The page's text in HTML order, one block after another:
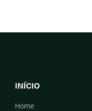
INÍCIO
Home